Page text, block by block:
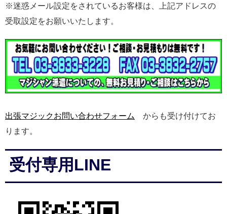
※迷惑メール設定をされているお客様は、上記アドレスの
受取設定をお願いいたします。
出張マジックお問い合わせフォーム
からも受け付けてお
ります。
受付専用LINE